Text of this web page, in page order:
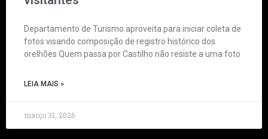
Departamento de Turismo aproveita para iniciar coleta de
fotos visando composição de registro histórico dos
orelhões Quem passa por Castilho não resiste a uma foto
LEIA MAIS »
março 31, 2026